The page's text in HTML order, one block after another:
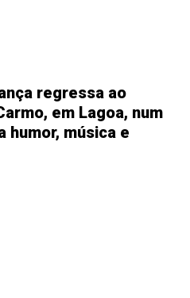
regressa ao
em Lagoa, num
humor, música e